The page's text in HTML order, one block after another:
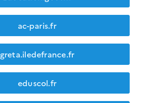
ac-paris.fr
greta.iledefrance.fr
eduscol.fr